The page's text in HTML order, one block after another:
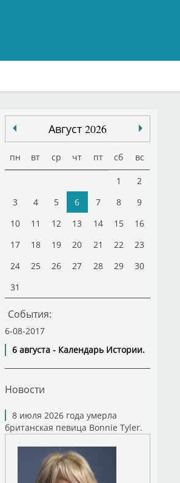
Август 2026
пн вт ср чт пт сб вс
1
2
3
4 5 6 7 8
9
10
11 12 13 14 15
16
17
18 19 20 21 22
23
24
25 26 27 28 29
30
31
События:
6-08-2017
6 августа - Календарь Истории.
Новости
8 июля 2026 года умерла
британская певица Bonnie Tyler.